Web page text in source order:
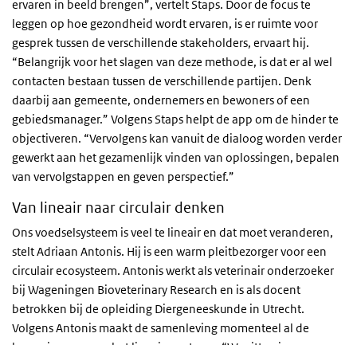
ervaren in beeld brengen”, vertelt Staps. Door de focus te
leggen op hoe gezondheid wordt ervaren, is er ruimte voor
gesprek tussen de verschillende stakeholders, ervaart hij.
“Belangrijk voor het slagen van deze methode, is dat er al wel
contacten bestaan tussen de verschillende partijen. Denk
daarbij aan gemeente, ondernemers en bewoners of een
gebiedsmanager.” Volgens Staps helpt de app om de hinder te
objectiveren. “Vervolgens kan vanuit de dialoog worden verder
gewerkt aan het gezamenlijk vinden van oplossingen, bepalen
van vervolgstappen en geven perspectief.”
Van lineair naar circulair denken
Ons voedselsysteem is veel te lineair en dat moet veranderen,
stelt Adriaan Antonis. Hij is een warm pleitbezorger voor een
circulair ecosysteem. Antonis werkt als veterinair onderzoeker
bij Wageningen Bioveterinary Research en is als docent
betrokken bij de opleiding Diergeneeskunde in Utrecht.
Volgens Antonis maakt de samenleving momenteel al de